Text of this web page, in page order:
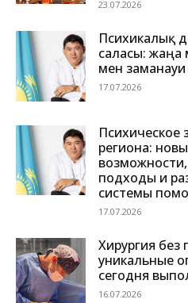
23.07.2026
Психикалық
саласы: жаңа
мен заманауи
17.07.2026
Психическое
региона:
подходы и
системы
17.07.2026
Хирургия без
уникальные
сегодня
16.07.2026